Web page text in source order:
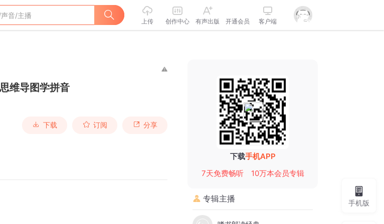
上传 创作中心 有声出版 开通会员 客户端
维导图学拼音
下载 订阅 分享
下载手机APP
7天免费畅听
10万本会员专辑
专辑主播 手机版